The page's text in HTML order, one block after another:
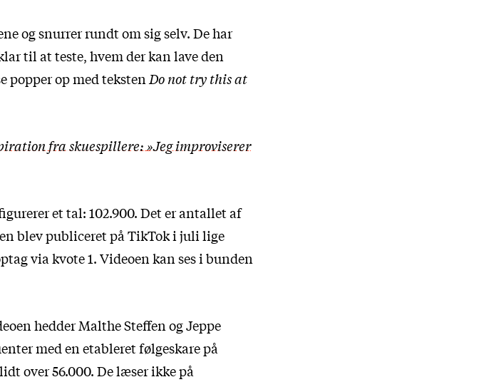
og snurrer rundt om sig selv. De har
til at teste, hvem der kan lave den
popper op med teksten Do not try this at
fra skuespillere: »Jeg improviserer
et tal: 102.900. Det er antallet af
blev publiceret på TikTok i juli lige
via kvote 1. Videoen kan ses i bunden
hedder Malthe Steffen og Jeppe
med en etableret følgeskare på
over 56.000. De læser ikke på